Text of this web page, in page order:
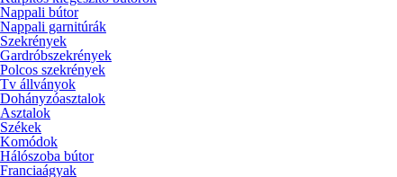
Nappali bútor
Nappali garnitúrák
Szekrények
Gardróbszekrények
Polcos szekrények
Tv állványok
Dohányzóasztalok
Asztalok
Székek
Komódok
Hálószoba bútor
Franciaágyak